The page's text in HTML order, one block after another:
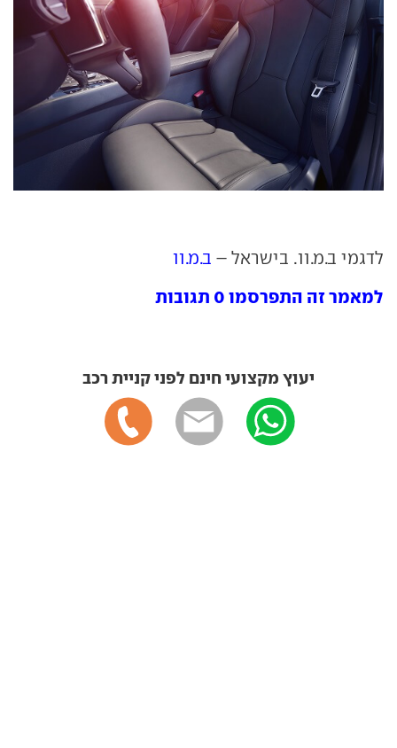
לדגמי ב.מ.וו. בישראל – ב.מ.וו
למאמר זה התפרסמו 0 תגובות
יעוץ מקצועי חינם לפני קניית רכב